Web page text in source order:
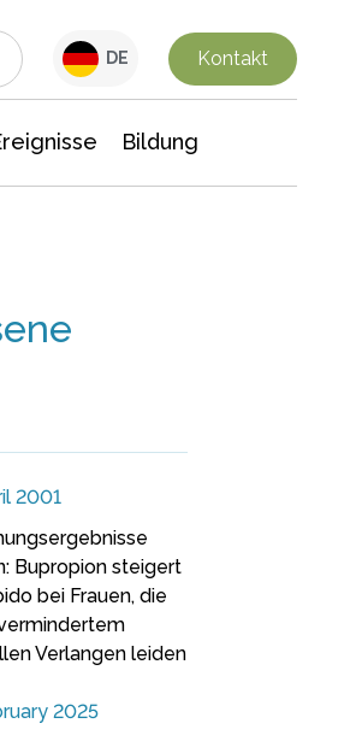
DE Kontakt
Bildung
2001
Bupropion steigert
bei Frauen, die
Verlangen leiden
2025